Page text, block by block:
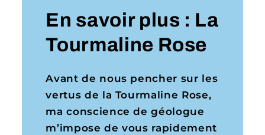
En savoir plus : La
Tourmaline Rose
Avant de nous pencher sur les
vertus de la Tourmaline Rose,
ma conscience de géologue
m’impose de vous rapidement